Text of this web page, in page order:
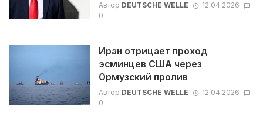
Автор DEUTSCHE WELLE
12.04.2026
0
Иран отрицает проход
эсминцев США через
Ормузский пролив
Автор DEUTSCHE WELLE
12.04.2026
0